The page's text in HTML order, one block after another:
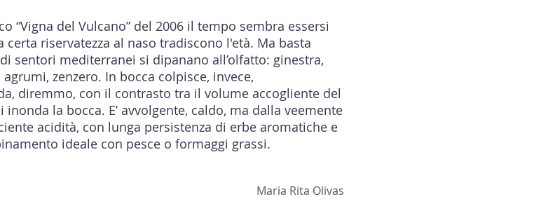
“Vigna del Vulcano” del 2006 il tempo sembra essersi
riservatezza al naso tradiscono l'età. Ma basta
sentori mediterranei si dipanano all’olfatto: ginestra,
zenzero. In bocca colpisce, invece,
diremmo, con il contrasto tra il volume accogliente del
la bocca. E’ avvolgente, caldo, ma dalla veemente
acidità, con lunga persistenza di erbe aromatiche e
ideale con pesce o formaggi grassi.
Maria Rita Olivas